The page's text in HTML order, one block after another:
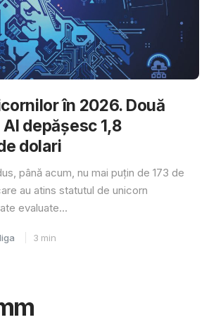
în 2026. Două
depășesc 1,8
dolari
până acum, nu mai puțin de 173 de
au atins statutul de unicorn
evaluate...
3 min